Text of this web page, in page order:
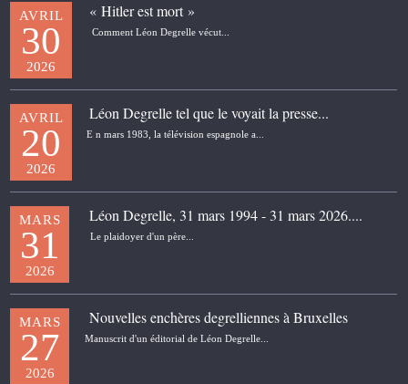
AVRIL
30
2026
« Hitler est mort »
Comment Léon Degrelle vécut...
AVRIL
20
2026
Léon Degrelle tel que le voyait la presse...
E n mars 1983, la télévision espagnole a...
MARS
31
2026
Léon Degrelle, 31 mars 1994 - 31 mars 2026....
Le plaidoyer d'un père...
MARS
27
2026
Nouvelles enchères degrelliennes à Bruxelles
Manuscrit d'un éditorial de Léon Degrelle...